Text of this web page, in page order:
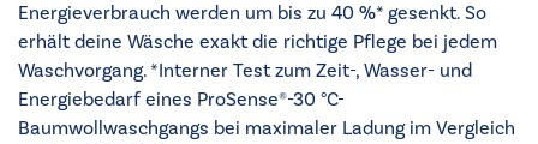
Energieverbrauch werden um bis zu 40 %* gesenkt. So
erhält deine Wäsche exakt die richtige Pflege bei jedem
Waschvorgang. *Interner Test zum Zeit-, Wasser- und
Energiebedarf eines ProSense®-30 °C-
Baumwollwaschgangs bei maximaler Ladung im Vergleich